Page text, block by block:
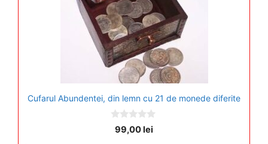
Cufarul Abundentei, din lemn cu 21 de monede diferite
099,00lei